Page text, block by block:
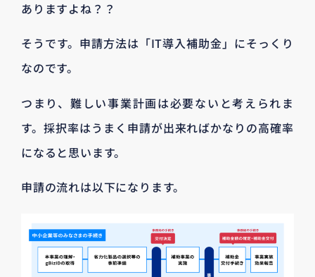
ありますよね？？
そうです。申請方法は「IT導入補助金」にそっくり
なのです。
つまり、難しい事業計画は必要ないと考えられま
す。採択率はうまく申請が出来ればかなりの高確率
になると思います。
申請の流れは以下になります。